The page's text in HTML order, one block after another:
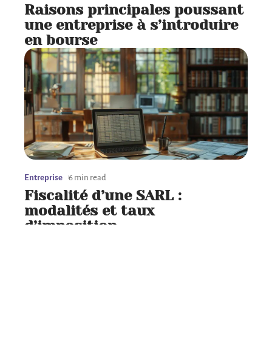
Raisons principales poussant
une entreprise à s’introduire
en bourse
Entreprise 6 min read
Fiscalité d’une SARL :
modalités et taux
d’imposition